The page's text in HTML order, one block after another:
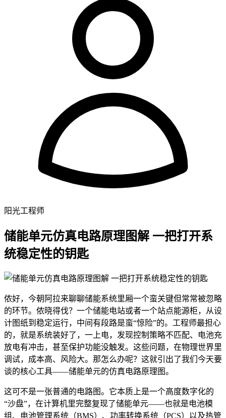
阳光工程师
储能单元仿真电路原理图解 一把打开系
统稳定性的钥匙
侬好，今朝阿拉来聊聊储能系统里厢一个蛮关键但常常被忽略
的环节。侬晓得伐？一个储能电站或者一个站点能源柜，从设
计图纸到稳定运行，中间有段路是蛮“惊险”的。工程师最担心
的，就是系统装好了，一上电，发现控制策略不匹配、电池充
放电有冲击，甚至保护功能没触发。这些问题，在物理世界里
调试，成本高、风险大。那怎么办呢？这就引出了我们今天要
谈的核心工具——储能单元的仿真电路原理图。
这可不是一张普通的电路图。它本质上是一个高度数字化的
“沙盘”，在计算机里完整复现了储能单元——也就是电池模
组、电池管理系统（BMS）、功率转换系统（PCS）以及热管